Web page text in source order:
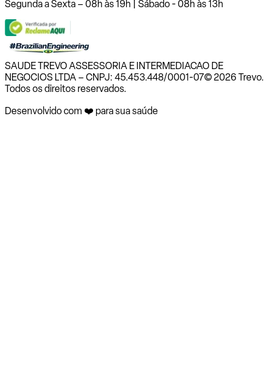
Segunda a Sexta – 08h às 19h | Sábado - 08h às 13h
SAUDE TREVO ASSESSORIA E INTERMEDIACAO DE
NEGOCIOS LTDA – CNPJ: 45.453.448/0001-07© 2026 Trevo.
Todos os direitos reservados.
Desenvolvido com ❤️ para sua saúde